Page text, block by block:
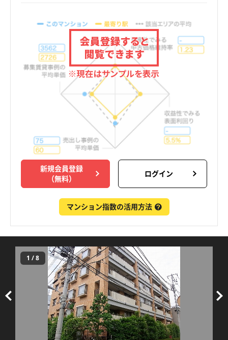
新規会員登録
（無料）
ログイン
マンション指数の活用方法
1 /8